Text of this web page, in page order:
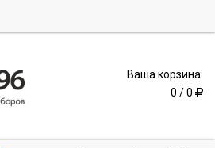
Ваша корзина:
0 / 0